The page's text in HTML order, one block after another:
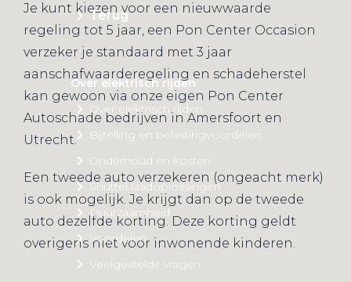
Terug
Over elektrisch rijden
Over elektrisch rijden
Bijtelling en belastingvoordelen
Onderhoud en kosten
Shuttel laadoplossingen
Duurzaamheid
Voordelen
Veelgestelde vragen
Je kunt kiezen voor een nieuwwaarde
regeling tot 5 jaar, een Pon Center Occasion
verzeker je standaard met 3 jaar
aanschafwaarderegeling en schadeherstel
kan gewoon via onze eigen Pon Center
Autoschade bedrijven in Amersfoort en
Utrecht.
Een tweede auto verzekeren (ongeacht merk)
is ook mogelijk. Je krijgt dan op de tweede
auto dezelfde korting. Deze korting geldt
overigens niet voor inwonende kinderen.